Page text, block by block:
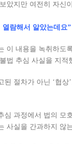
았지만 여전히 자신
람해서 알았는데요”
이 내용을 녹취하도
법 추심 사실을 지적
절차가 아닌 ‘협
과정에서 법의 모
사실을 간과하지 않